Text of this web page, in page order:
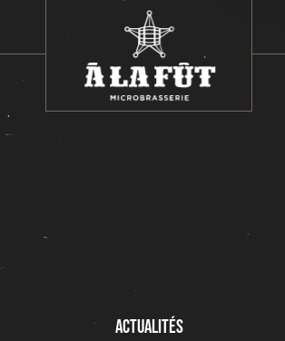
Actualités